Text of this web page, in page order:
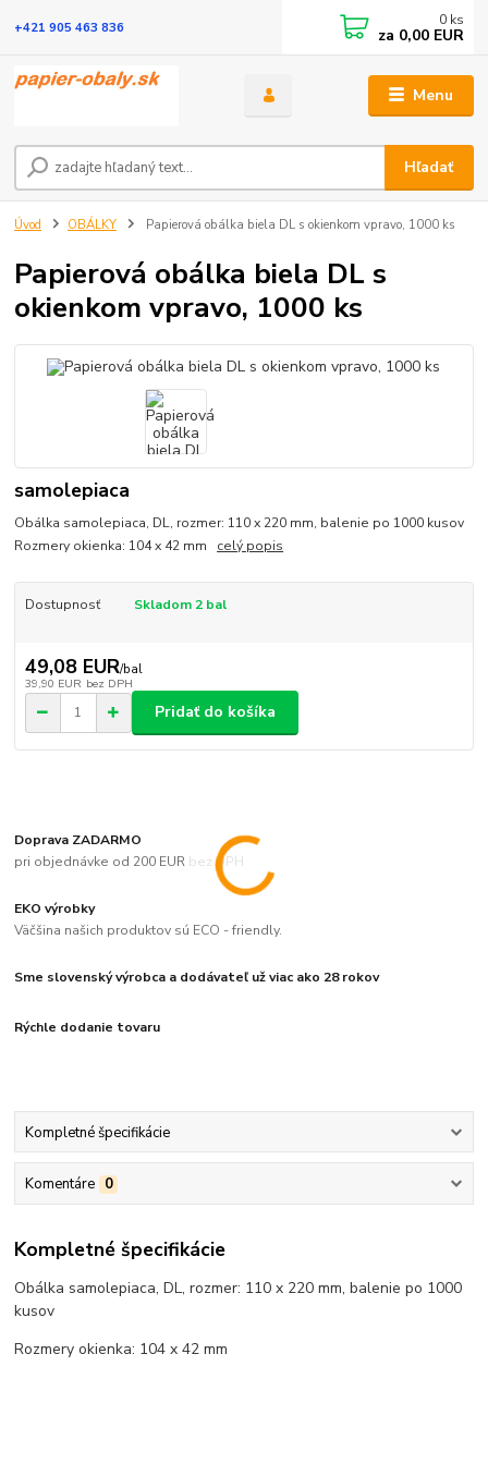
Menu
Hľadať
+421 905 463 836 0 ks
za 0,00 EUR
Úvod OBÁLKY Papierová obálka biela DL s okienkom vpravo, 1000 ks
Papierová obálka biela DL s
okienkom vpravo, 1000 ks
samolepiaca
Obálka samolepiaca, DL, rozmer: 110 x 220 mm, balenie po 1000 kusov
Rozmery okienka: 104 x 42 mm celý popis
Dostupnosť Skladom 2 bal
49,08 EUR/bal
39,90 EUR bez DPH
Pridať do košíka
Doprava ZADARMO
pri objednávke od 200 EUR bez DPH
EKO výrobky
Väčšina našich produktov sú ECO - friendly.
Sme slovenský výrobca a dodávateľ už viac ako 28 rokov
Rýchle dodanie tovaru
Kompletné špecifikácie
Komentáre 0
Kompletné špecifikácie
Obálka samolepiaca, DL, rozmer: 110 x 220 mm, balenie po 1000
kusov
Rozmery okienka: 104 x 42 mm